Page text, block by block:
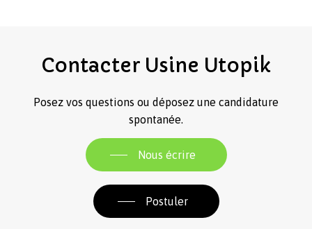
Contacter Usine Utopik
Posez vos questions ou déposez une candidature
spontanée.
Nous écrire
Postuler